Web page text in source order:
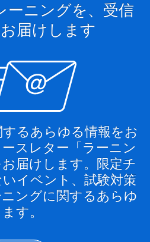
ーニングを、受信
届けします
るあらゆる情報をお
スレター「ラーニン
届けします。限定チ
イベント、試験対策
ングに関するあらゆ
す。